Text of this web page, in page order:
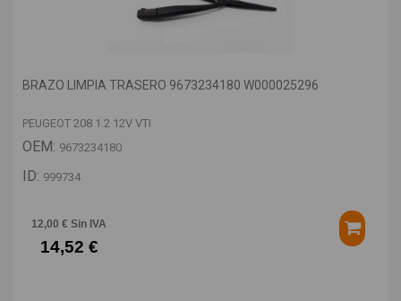
BRAZO LIMPIA TRASERO 9673234180 W000025296
PEUGEOT 208 1.2 12V VTI
OEM: 9673234180
ID: 999734
12,00 € Sin IVA
14,52 €